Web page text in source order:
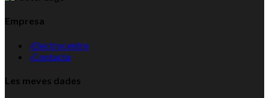
Empresa
›Electrocentre
›Contacta
Les meves dades